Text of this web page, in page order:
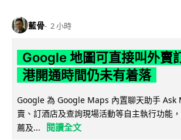
藍骨 2 小時
Google 地圖可直接叫外
港開通時間仍未有着落
Google 為 Google Maps 內置聊天助手 Ask
賣、訂酒店及查詢現場活動等自主執行功能
薦及...
閱讀全文